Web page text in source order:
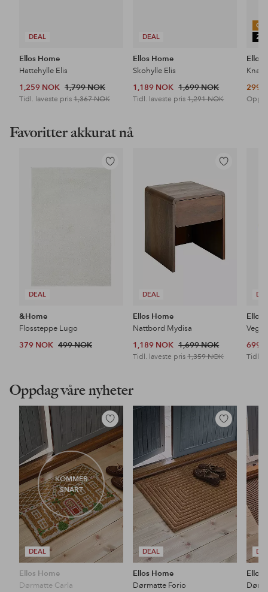
DEAL
Ellos Home
Hattehylle Elis
1,259 NOK 1,799 NOK
Tidl. laveste pris 1,367 NOK
DEAL
Ellos Home
Skohylle Elis
1,189 NOK 1,699 NOK
Tidl. laveste pris1,291 NOK
Ellos
299
Favoritter akkurat nå
DEAL
Legg
&Home
Flossteppe Lugo
379 NOK 499 NOK
DEAL
Legg
favoritter
Ellos Home
Nattbord Mydisa
1,189 NOK 1,699 NOK
Tidl. laveste pris1,359 NOK
Ellos
699
Tidl.
Oppdag våre nyheter
DEAL
KOMMER
SNART
Legg
til
favoritter
Ellos Home
Dørmatte Carla
DEAL
Legg
til
favoritter
Ellos Home
Dørmatte Forio
Ellos